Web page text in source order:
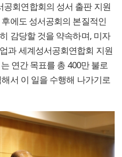
회연합회의 성서 출판 지원
에도 성서공회의 본질적인
감당할 것을 약속하며, 미자
과 세계성서공회연합회 지원
연간 목표를 총 400만 불로
서 이 일을 수행해 나가기로